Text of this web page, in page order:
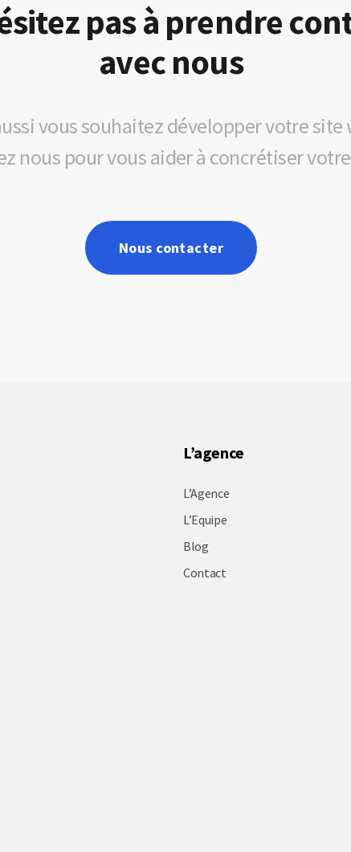
pas à prendre
avec nous
vous souhaitez développer votre site
nous pour vous aider à concrétiser
Nous contacter
L’agence
L’Agence
L’Equipe
Blog
Contact